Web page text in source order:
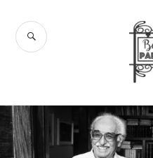
content
SEARCH